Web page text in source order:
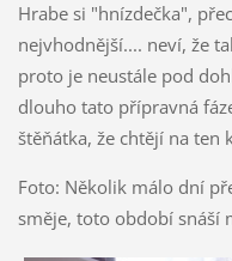
Hrabe si "hnízdečka",
nejvhodnější.... neví, že
proto je neustále pod
dlouho tato přípravná
štěňátka, že chtějí na ten
Foto: Několik málo dní
směje, toto období snáší